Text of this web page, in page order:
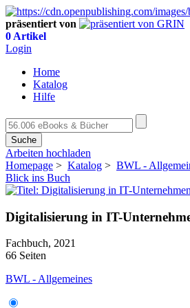
präsentiert von
0 Artikel
Login
Home
Katalog
Hilfe
Suche
Arbeiten hochladen
Homepage > Katalog > BWL -
Blick ins Buch
Digitalisierung in IT-
Fachbuch, 2021
66 Seiten
BWL - Allgemeines